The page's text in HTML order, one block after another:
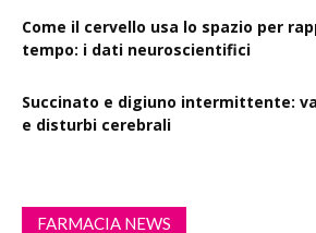
Come il cervello usa lo spazio per
tempo: i dati neuroscientifici
Succinato e digiuno intermittente:
e disturbi cerebrali
FARMACIA NEWS